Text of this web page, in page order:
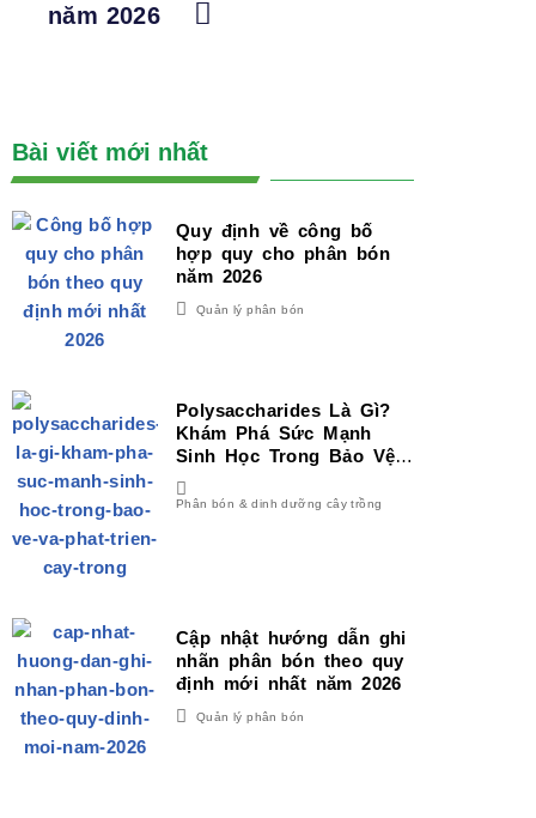
năm 2026
Bài viết mới nhất
Quy định về công bố
hợp quy cho phân bón
năm 2026
Quản lý phân bón
Polysaccharides Là Gì?
Khám Phá Sức Mạnh
Sinh Học Trong Bảo Vệ
Và Phát Triển Cây Trồng
Phân bón & dinh dưỡng cây trồng
Cập nhật hướng dẫn ghi
nhãn phân bón theo quy
định mới nhất năm 2026
Quản lý phân bón